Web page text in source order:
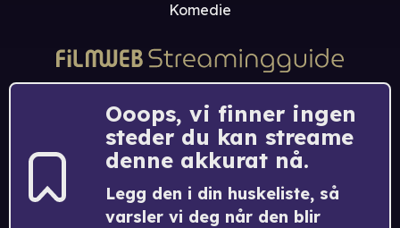
Komedie
Ooops, vi finner ingen
steder du kan streame
denne akkurat nå.
Legg den i din huskeliste, så
varsler vi deg når den blir